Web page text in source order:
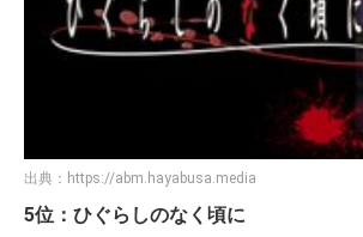
出典： https://abm.hayabusa.media
5位：ひぐらしのなく頃に